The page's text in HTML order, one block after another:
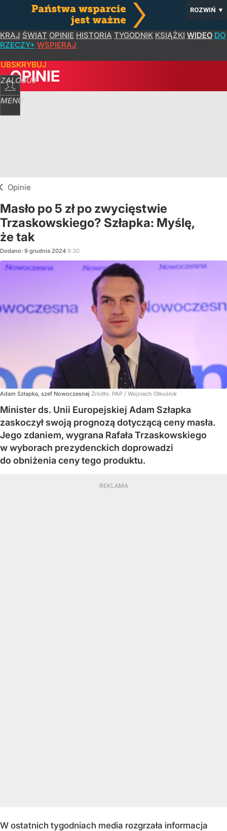
ROZWIŃ ▼
KRAJ ŚWIAT OPINIE HISTORIA TYGODNIK KSIĄŻKI WIDEO DO
RZECZY+ WSPIERAJ
ZALOGUJ
MENU
OPINIE
Opinie
Masło po 5 zł po zwycięstwie
Trzaskowskiego? Szłapka: Myślę,
że tak
Dodano: 9 grudnia 2024 9:30
Adam Szłapka, szef Nowoczesnej Źródło: PAP / Wojciech Olkuśnik
Minister ds. Unii Europejskiej Adam Szłapka
zaskoczył swoją prognozą dotyczącą ceny masła.
Jego zdaniem, wygrana Rafała Trzaskowskiego
w wyborach prezydenckich doprowadzi
do obniżenia ceny tego produktu.
W ostatnich tygodniach media rozgrzała informacja